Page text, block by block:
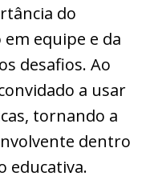
do
equipe e da
desafios. Ao
a usar
tornando a
dentro
educativa.